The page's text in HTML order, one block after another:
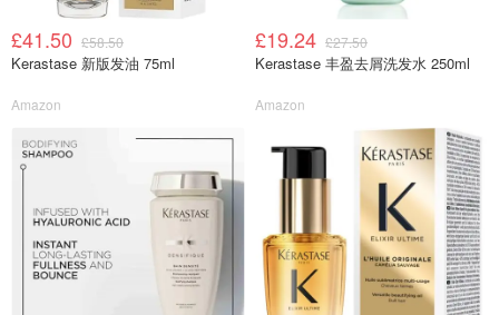
£41.50 £58.50
Kerastase 新版发油 75ml
Amazon
£19.24 £27.50
Kerastase 丰盈去屑洗发水 250ml
Amazon